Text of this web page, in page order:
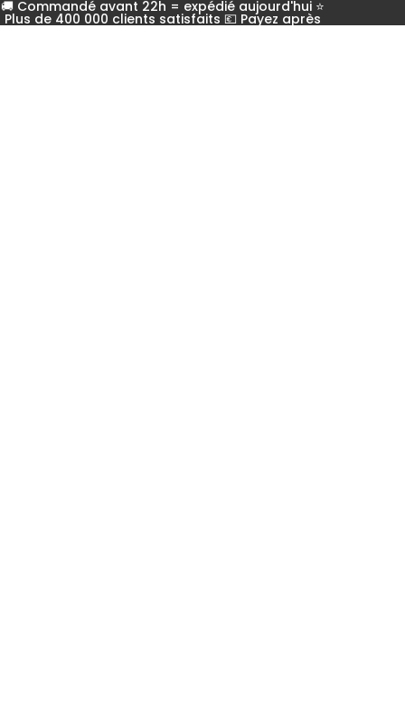
🚚 Commandé avant 22h = expédié aujourd'hui ⭐
Plus de 400 000 clients satisfaits 💶 Payez après